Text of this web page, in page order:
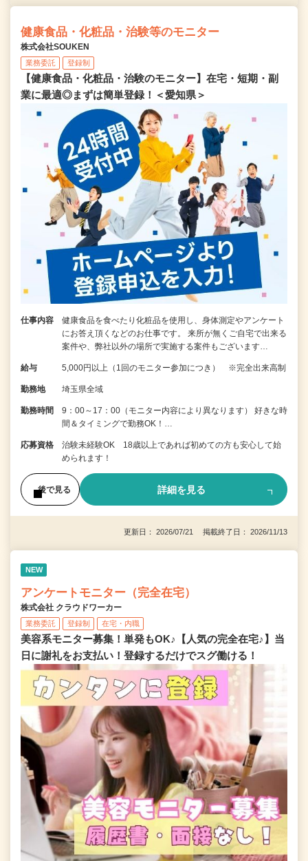
健康食品・化粧品・治験等のモニター
株式会社SOUKEN
業務委託 登録制
【健康食品・化粧品・治験のモニター】在宅・短期・副
業に最適◎まずは簡単登録！＜愛知県＞
仕事内容
健康食品を食べたり化粧品を使用し、身体測定やアンケート
にお答え頂くなどのお仕事です。 来所が無くご自宅で出来る
案件や、弊社以外の場所で実施する案件もございます…
給与 5,000円以上（1回のモニター参加につき） ※完全出来高制
勤務地 埼玉県全域
勤務時間
9：00～17：00（モニター内容により異なります） 好きな時
間＆タイミングで勤務OK！…
応募資格
治験未経験OK 18歳以上であれば初めての方も安心して始
められます！
後で見る 詳細を見る
更新日： 2026/07/21 掲載終了日： 2026/11/13
NEW
アンケートモニター（完全在宅）
株式会社 クラウドワーカー
業務委託 登録制 在宅・内職
美容系モニター募集！単発もOK♪【人気の完全在宅♪】当
日に謝礼をお支払い！登録するだけでスグ働ける！